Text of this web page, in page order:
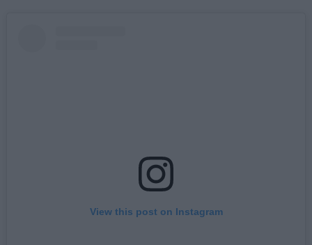
View this post on Instagram